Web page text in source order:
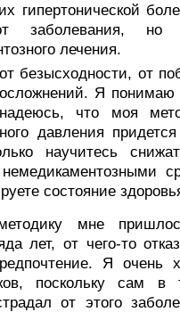
гипертонической
заболевания,
лечения.
безысходности, от
Я понимаю
что моя
давления
научитесь
состояние
мне
лет, от чего-то
Я очень
поскольку сам в
от этого